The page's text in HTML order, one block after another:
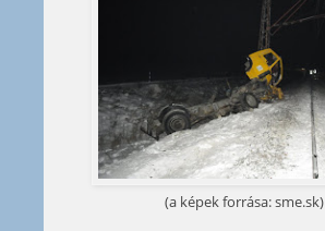
(a képek forrása: sme.sk)